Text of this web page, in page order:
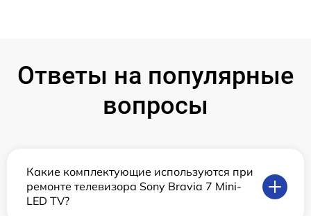
Ответы на популярные
вопросы
Какие комплектующие используются при
ремонте телевизора Sony Bravia 7 Mini-
LED TV?